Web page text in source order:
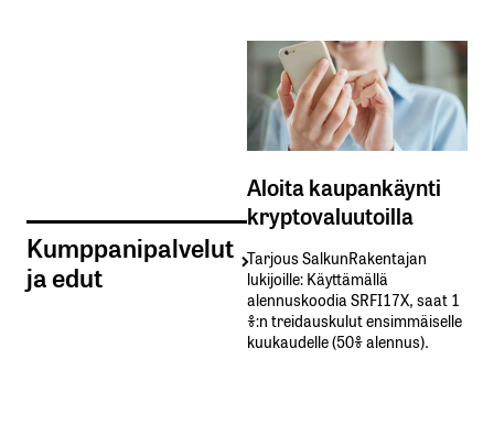
Kumppanipalvelut
ja edut
Aloita kaupankäynti
kryptovaluutoilla
Tarjous SalkunRakentajan
lukijoille: Käyttämällä​ ​
alennuskoodia​ ​SRFI17X,​ ​saat​ ​1
%:n treidauskulut​ ​ensimmäiselle​ ​
kuukaudelle​ ​(50%​ ​alennus).